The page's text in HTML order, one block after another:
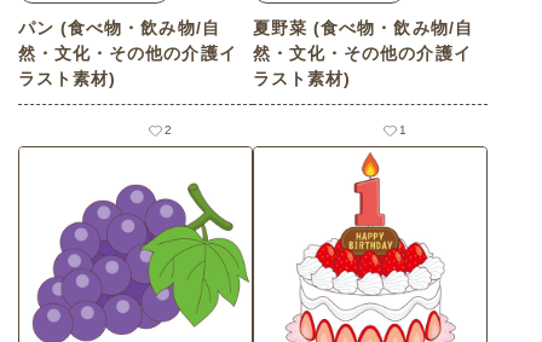
パン (食べ物・飲み物/自
然・文化・その他の介護イ
ラスト素材)
2
夏野菜 (食べ物・飲み物/自
然・文化・その他の介護イ
ラスト素材)
1